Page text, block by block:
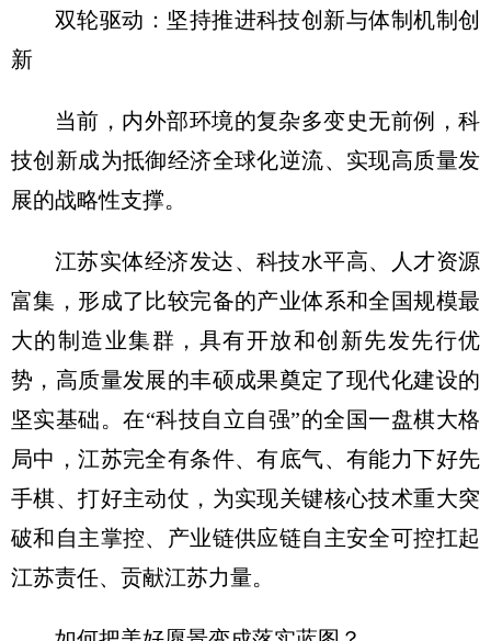
双轮驱动：坚持推进科技创新与体制机制创
新
当前，内外部环境的复杂多变史无前例，科
技创新成为抵御经济全球化逆流、实现高质量发
展的战略性支撑。
江苏实体经济发达、科技水平高、人才资源
富集，形成了比较完备的产业体系和全国规模最
大的制造业集群，具有开放和创新先发先行优
势，高质量发展的丰硕成果奠定了现代化建设的
坚实基础。在“科技自立自强”的全国一盘棋大格
局中，江苏完全有条件、有底气、有能力下好先
手棋、打好主动仗，为实现关键核心技术重大突
破和自主掌控、产业链供应链自主安全可控扛起
江苏责任、贡献江苏力量。